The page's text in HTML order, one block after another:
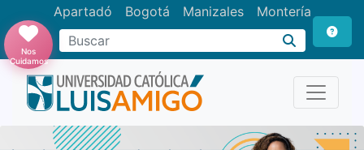
Apartadó Bogotá Manizales Montería
Buscar
Nos
Cuidamos